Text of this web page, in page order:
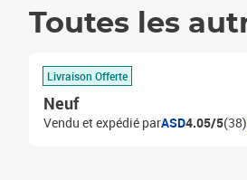
Toutes les
Livraison Offerte
Neuf
Vendu et expédié parASD4.05/5(38)